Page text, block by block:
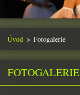
Úvod > Fotogalerie
FOTOGALERIE